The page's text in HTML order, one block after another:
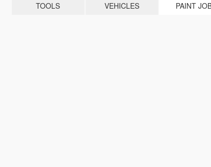
TOOLS VEHICLES PAINT